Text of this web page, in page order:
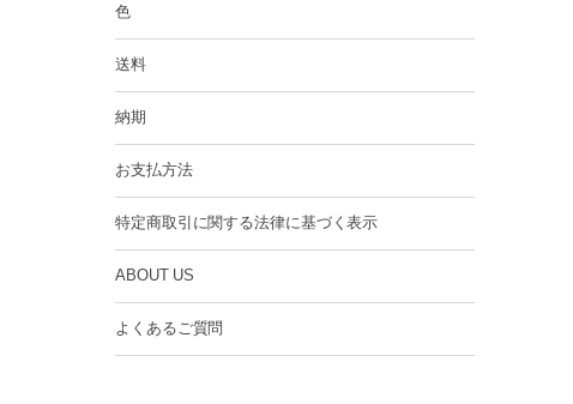
色
送料
納期
お支払方法
特定商取引に関する法律に基づく表示
ABOUT US
よくあるご質問